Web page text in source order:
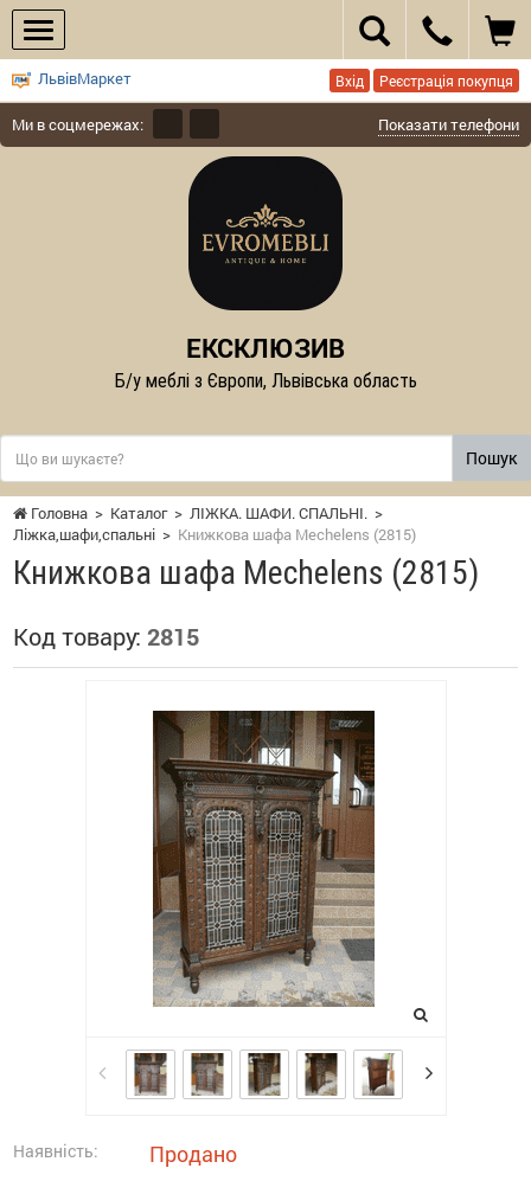
Вхід Реєстрація покупця
ЛьвівМаркет
Ми в соцмережах: Показати телефони
ЕКСКЛЮЗИВ
Б/у меблі з Європи, Львівська область
Пошук
Головна > Каталог > ЛІЖКА. ШАФИ. СПАЛЬНІ. >
Ліжка,шафи,спальні > Книжкова шафа Mechelens (2815)
Книжкова шафа Mechelens (2815)
Код товару: 2815
Наявність: Продано